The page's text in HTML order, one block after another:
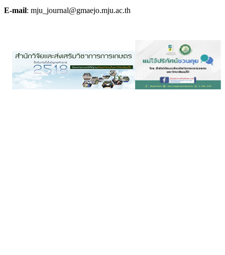
E-mail: mju_journal@gmaejo.mju.ac.th